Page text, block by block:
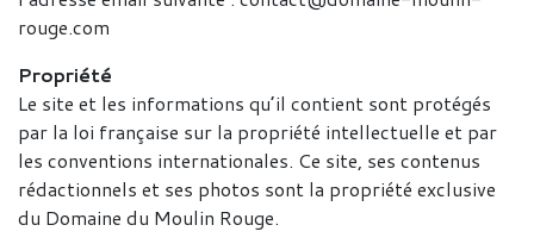
rouge.com
Propriété
Le site et les informations qu’il contient sont protégés
par la loi française sur la propriété intellectuelle et par
les conventions internationales. Ce site, ses contenus
rédactionnels et ses photos sont la propriété exclusive
du Domaine du Moulin Rouge.